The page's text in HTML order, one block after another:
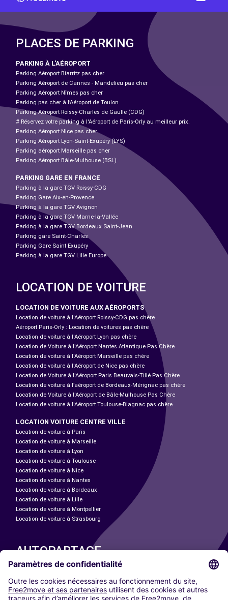
PLACES DE PARKING
PARKING À L'AÉROPORT
Parking Aéroport Biarritz pas cher
Parking Aéroport de Cannes - Mandelieu pas cher
Parking Aéroport Nîmes pas cher
Parking pas cher à l’Aéroport de Toulon
Parking Aéroport Roissy-Charles de Gaulle (CDG)
# Réservez votre parking à l'Aéroport de Paris-Orly au meilleur prix.
Parking Aéroport Nice pas cher
Parking Aéroport Lyon-Saint-Exupéry (LYS)
Parking aéroport Marseille pas cher
Parking Aéroport Bâle-Mulhouse (BSL)
PARKING GARE EN FRANCE
Parking à la gare TGV Roissy-CDG
Parking Gare Aix-en-Provence
Parking à la gare TGV Avignon
Parking à la gare TGV Marne-la-Vallée
Parking à la gare TGV Bordeaux Saint-Jean
Parking gare Saint-Charles
Parking Gare Saint Exupéry
Parking à la gare TGV Lille Europe
LOCATION DE VOITURE
LOCATION DE VOITURE AUX AÉROPORTS
Location de voiture à l'Aéroport Roissy-CDG pas chère
Aéroport Paris-Orly : Location de voitures pas chère
Location de voiture à l'Aéroport Lyon pas chère
Location de Voiture à l'Aéroport Nantes Atlantique Pas Chère
Location de voiture à l'Aéroport Marseille pas chère
Location de voiture à l'Aéroport de Nice pas chère
Location de Voiture à l'Aéroport Paris Beauvais-Tillé Pas Chère
Location de voiture à l’aéroport de Bordeaux-Mérignac pas chère
Location de Voiture à l'Aéroport de Bâle-Mulhouse Pas Chère
Location de voiture à l'Aéroport Toulouse-Blagnac pas chère
LOCATION VOITURE CENTRE VILLE
Location de voiture à Paris
Location de voiture à Marseille
Location de voiture à Lyon
Location de voiture à Toulouse
Location de voiture à Nice
Location de voiture à Nantes
Location de voiture à Bordeaux
Location de voiture à Lille
Location de voiture à Montpellier
Location de voiture à Strasbourg
AUTOPARTAGE
Paris
Madrid